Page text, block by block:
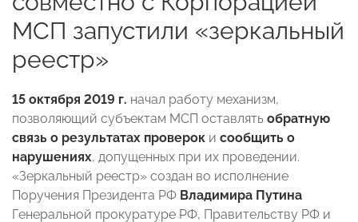
МСП запустили «зеркальный
реестр»
15 октября 2019 г. начал работу механизм,
позволяющий субъектам МСП оставлять обратную
связь о результатах проверок и сообщить о
нарушениях, допущенных при их проведении.
«Зеркальный реестр» создан во исполнение
Поручения Президента РФ Владимира Путина
Генеральной прокуратуре РФ, Правительству РФ и